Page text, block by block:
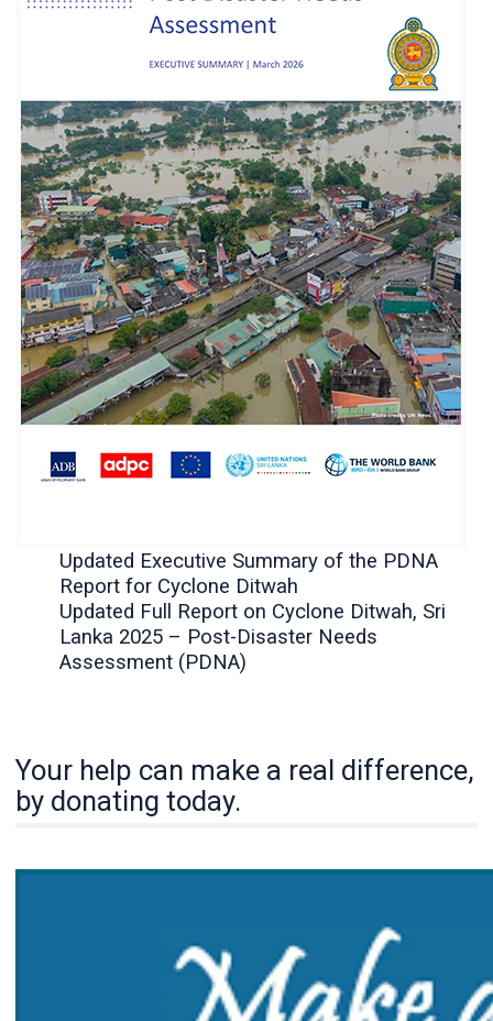
Updated Executive Summary of the PDNA
Report for Cyclone Ditwah
Updated Full Report on Cyclone Ditwah, Sri
Lanka 2025 – Post-Disaster Needs
Assessment (PDNA)
Your help can make a real difference,
by donating today.